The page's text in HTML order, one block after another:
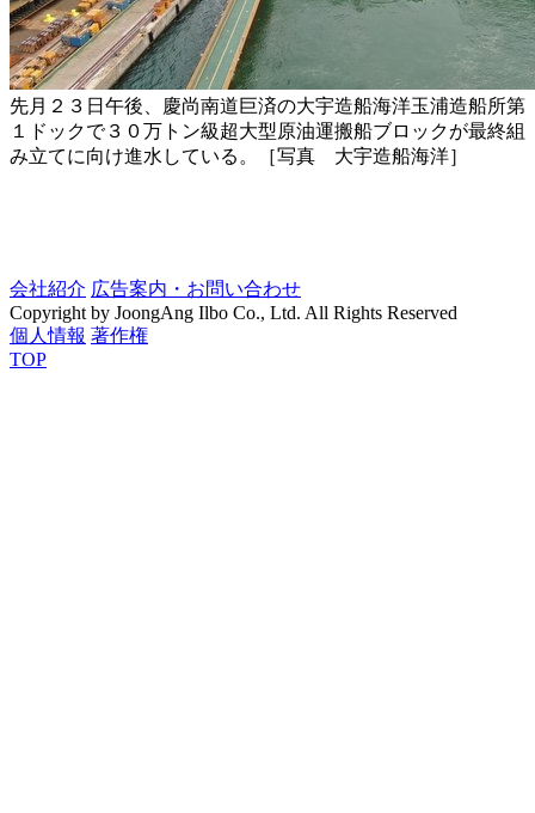
先月２３日午後、慶尚南道巨済の大宇造船海洋玉浦造船所第
１ドックで３０万トン級超大型原油運搬船ブロックが最終組
み立てに向け進水している。［写真 大宇造船海洋］
会社紹介 広告案内・お問い合わせ
Copyright by JoongAng Ilbo Co., Ltd. All Rights Reserved
個人情報 著作権
TOP